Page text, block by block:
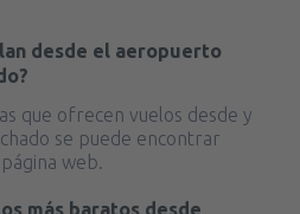
desde el aeropuerto
que ofrecen vuelos desde y
se puede encontrar
web.
más baratos desde